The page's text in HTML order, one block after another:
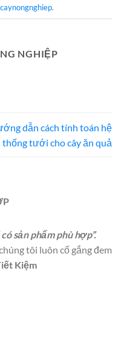
.
NGHIỆP
dẫn cách tính toán hệ
thống tưới cho cây ăn quả
sản phẩm phù hợp”.
tôi luôn cố gắng đem
Kiệm